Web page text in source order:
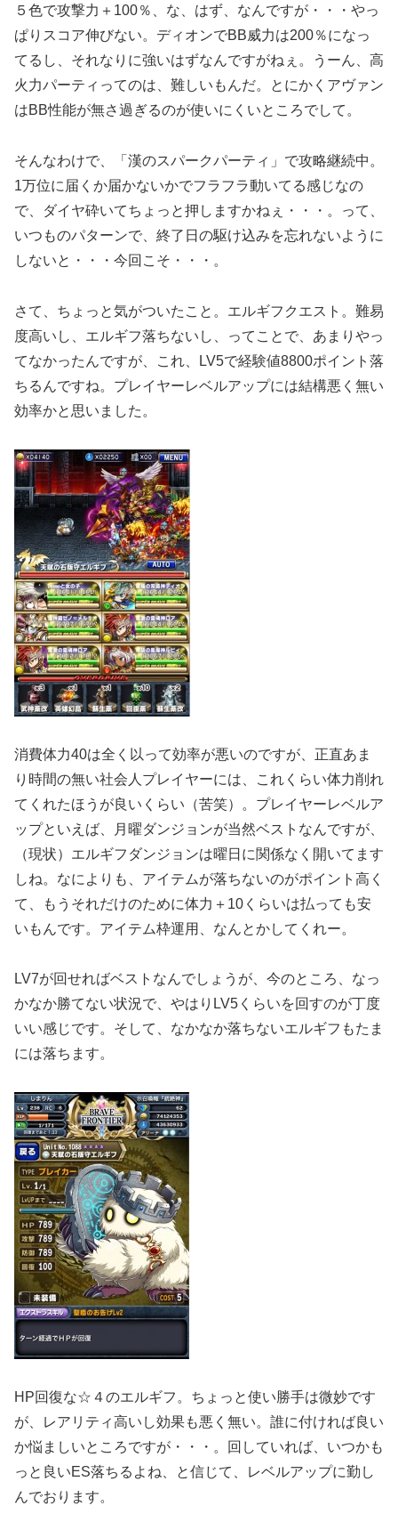
５色で攻撃力＋100％、な、はず、なんですが・・・やっ
ぱりスコア伸びない。ディオンでBB威力は200％になっ
てるし、それなりに強いはずなんですがねぇ。うーん、高
火力パーティってのは、難しいもんだ。とにかくアヴァン
はBB性能が無さ過ぎるのが使いにくいところでして。
そんなわけで、「漢のスパークパーティ」で攻略継続中。
1万位に届くか届かないかでフラフラ動いてる感じなの
で、ダイヤ砕いてちょっと押しますかねぇ・・・。って、
いつものパターンで、終了日の駆け込みを忘れないように
しないと・・・今回こそ・・・。
さて、ちょっと気がついたこと。エルギフクエスト。難易
度高いし、エルギフ落ちないし、ってことで、あまりやっ
てなかったんですが、これ、LV5で経験値8800ポイント落
ちるんですね。プレイヤーレベルアップには結構悪く無い
効率かと思いました。
消費体力40は全く以って効率が悪いのですが、正直あま
り時間の無い社会人プレイヤーには、これくらい体力削れ
てくれたほうが良いくらい（苦笑）。プレイヤーレベルア
ップといえば、月曜ダンジョンが当然ベストなんですが、
（現状）エルギフダンジョンは曜日に関係なく開いてます
しね。なによりも、アイテムが落ちないのがポイント高く
て、もうそれだけのために体力＋10くらいは払っても安
いもんです。アイテム枠運用、なんとかしてくれー。
LV7が回せればベストなんでしょうが、今のところ、なっ
かなか勝てない状況で、やはりLV5くらいを回すのが丁度
いい感じです。そして、なかなか落ちないエルギフもたま
には落ちます。
HP回復な☆４のエルギフ。ちょっと使い勝手は微妙です
が、レアリティ高いし効果も悪く無い。誰に付ければ良い
か悩ましいところですが・・・。回していれば、いつかも
っと良いES落ちるよね、と信じて、レベルアップに勤し
んでおります。